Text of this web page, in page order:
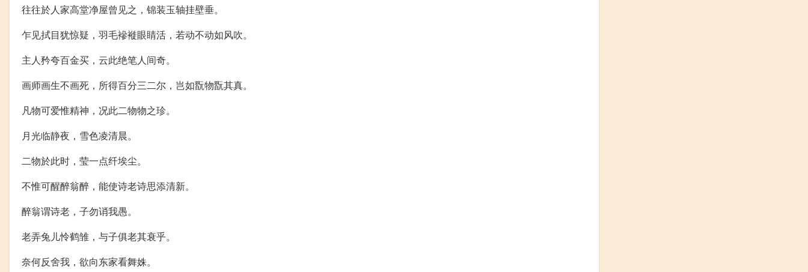
往往於人家高堂净屋曾见之，锦装玉轴挂壁垂。
乍见拭目犹惊疑，羽毛襂褷眼睛活，若动不动如风吹。
主人矜夸百金买，云此绝笔人间奇。
画师画生不画死，所得百分三二尔，岂如翫物翫其真。
凡物可爱惟精神，况此二物物之珍。
月光临静夜，雪色凌清晨。
二物於此时，莹一点纤埃尘。
不惟可醒醉翁醉，能使诗老诗思添清新。
醉翁谓诗老，子勿诮我愚。
老弄兔儿怜鹤雏，与子俱老其衰乎。
奈何反舍我，欲向东家看舞姝。